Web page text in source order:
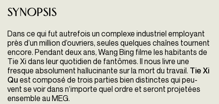
Synopsis
Dans ce qui fut autrefois un complexe industriel employant
près d’un million d’ouvriers, seules quelques chaînes tournent
encore. Pendant deux ans, Wang Bing filme les habitants de
Tie Xi dans leur quotidien de fantômes. Il nous livre une
fresque absolument hallucinante sur la mort du travail. Tie Xi
Qu est composé de trois parties bien distinctes qui peu-
vent se voir dans n’importe quel ordre et seront projetées
ensemble au MEG.